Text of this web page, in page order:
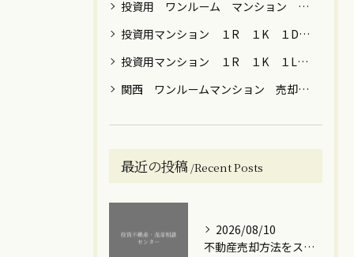
投資用 ワンルーム マンション 男性 女性 運用目的 売却 大阪 京都 神戸 東京 横浜 川崎 名古屋 福岡
投資用マンション １R １K １DK ファミリー 売却 大阪 京都 神戸 東京 神奈川 名古屋 福岡
投資用マンション １R １K １LDK 節税 年金 保険 女性向け 売却 贈与 大阪 京都 神戸 東京都内 川崎 横浜
関西 ワンルームマンション 売却 築年数 ローン
最近の投稿 Recent Posts
2026/08/10
不動産売却方法をステップ解説初心者が失敗しないための実務ポイント